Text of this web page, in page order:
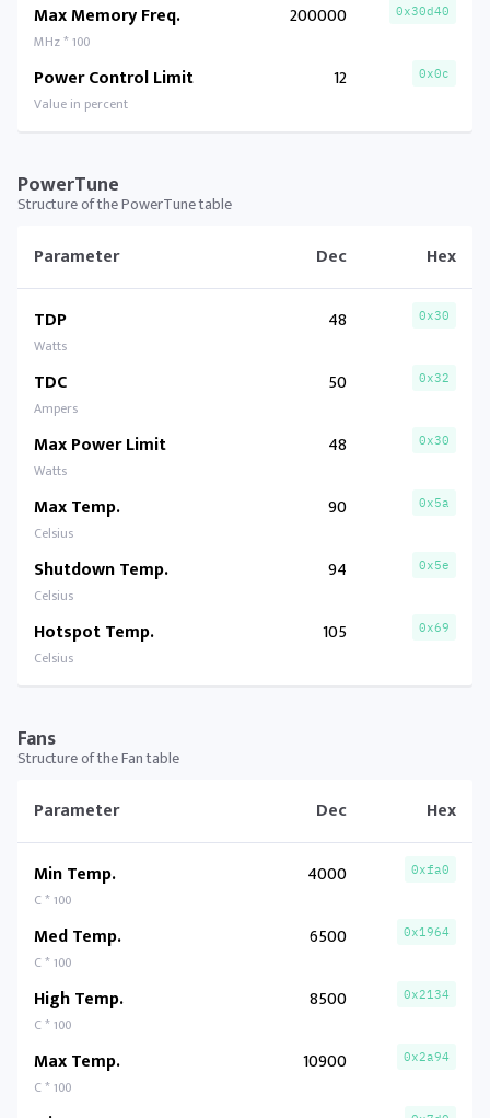
Max Memory Freq.
MHz * 100
200000 0x30d40
Power Control Limit
Value in percent
12 0x0c
PowerTune
Structure of the PowerTune table
Parameter Dec Hex
TDP
Watts
48 0x30
TDC
Ampers
50 0x32
Max Power Limit
Watts
48 0x30
Max Temp.
Celsius
90 0x5a
Shutdown Temp.
Celsius
94 0x5e
Hotspot Temp.
Celsius
105 0x69
Fans
Structure of the Fan table
Parameter Dec Hex
Min Temp.
C * 100
4000 0xfa0
Med Temp.
C * 100
6500 0x1964
High Temp.
C * 100
8500 0x2134
Max Temp.
C * 100
10900 0x2a94